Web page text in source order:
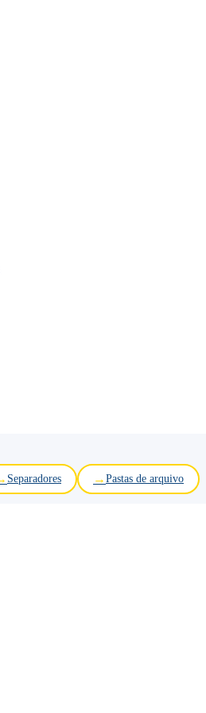
Separadores Pastas de arquivo